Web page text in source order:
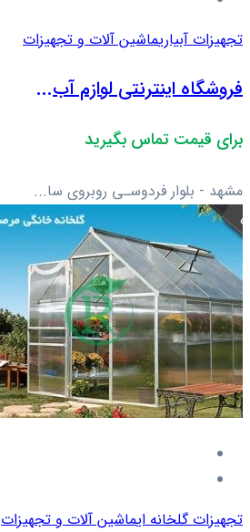
تجهیزات آبیاریماشین آلات و تجهیزات
فروشگاه اینترنتی لوازم آب...
برای قیمت تماس بگیرید
مشهد - بلوار فردوسـی روبروی سا...
تجهیزات گلخانه ایماشین آلات و تجهیزات